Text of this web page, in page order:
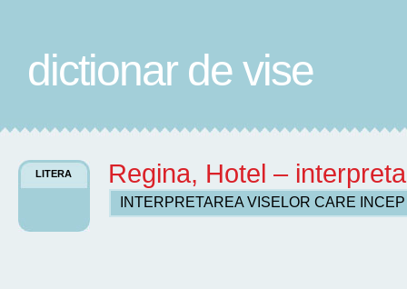
dictionar de vise
LITERA Regina, Hotel –
INTERPRETAREA VISELOR CARE